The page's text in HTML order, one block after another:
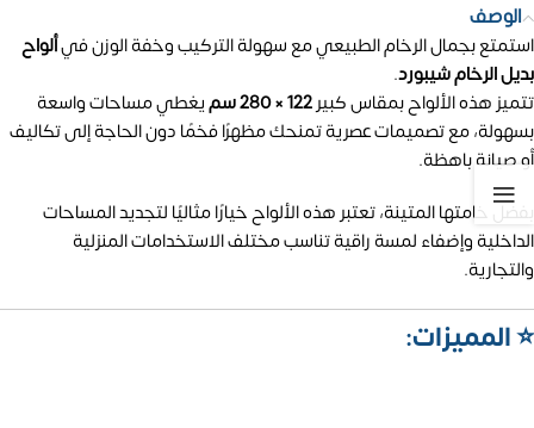
الوصف
استمتع بجمال الرخام الطبيعي مع سهولة التركيب وخفة الوزن فيألواح
بديل الرخام شيبورد.
تتميز هذه الألواح بمقاس كبير122 × 280 سم
يغطي مساحات واسعة
بسهولة، مع تصميمات عصرية تمنحك مظهرًا فخمًا دون الحاجة إلى تكاليف
أو صيانة باهظة.
بفضل خامتها المتينة، تعتبر هذه الألواح خيارًا مثاليًا لتجديد المساحات
الداخلية وإضفاء لمسة راقية تناسب مختلف الاستخدامات المنزلية
والتجارية.
⭐ المميزات: